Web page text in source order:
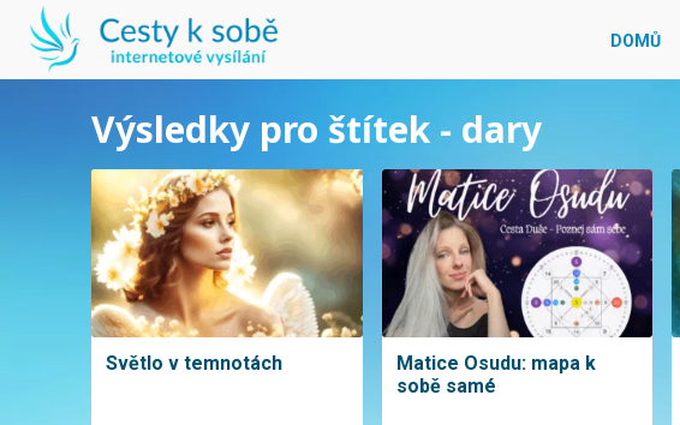
DOMŮ
Výsledky pro štítek - dary
Světlo v temnotách
Matice Osudu: mapa k
sobě samé